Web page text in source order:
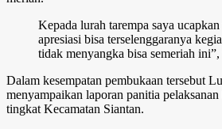
Kepada lurah tarempa saya
apresiasi bisa terselenggaranya
tidak menyangka bisa semeriah ini”,
Dalam kesempatan pembukaan tersebut
menyampaikan laporan panitia
tingkat Kecamatan Siantan.